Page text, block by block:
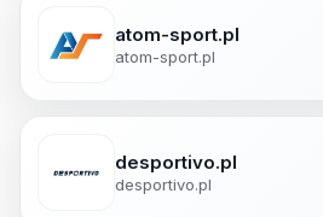
atom-sport.pl
atom-sport.pl
desportivo.pl
desportivo.pl